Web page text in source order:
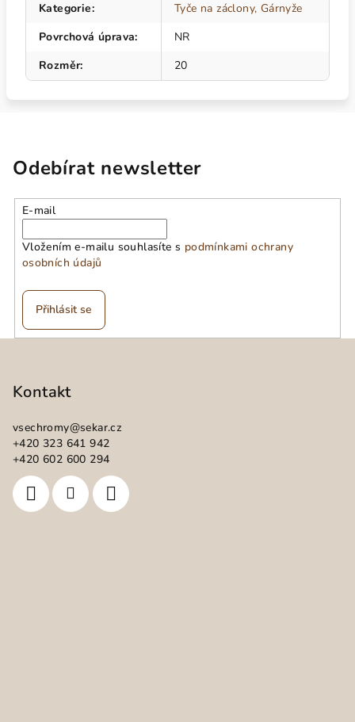
Kategorie:
Tyče na záclony, Gárnyže
Povrchová úprava:
NR
Rozměr: 20
Odebírat newsletter
E-mail
Vložením e-mailu souhlasíte s podmínkami ochrany
osobních údajů
Přihlásit se
Kontakt
vsechromy@sekar.cz
+420 323 641 942
+420 602 600 294